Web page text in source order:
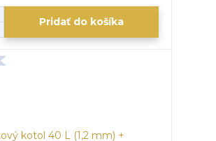
Pridať do košíka